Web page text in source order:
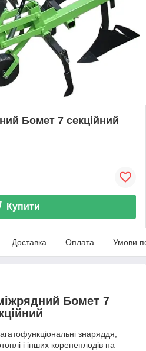
Бомет 7 секційний
Купити
Доставка Оплата Умови
Бомет 7
знаряддя,
і інших коренеплодів на